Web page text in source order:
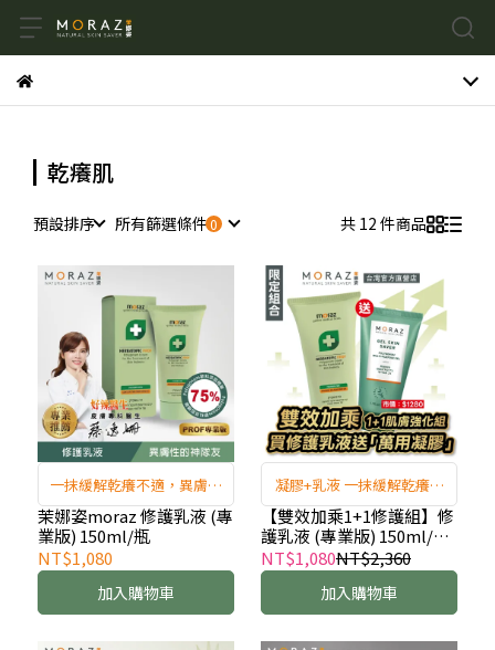
乾癢肌
預設排序 所有篩選條件 共 12 件商品
一抹緩解乾癢不適，異膚肌
的神隊友!
茉娜姿moraz 修護乳液 (專
業版) 150ml/瓶
NT$1,080
加入購物車
凝膠+乳液 一抹緩解乾癢不
適，異膚肌的神隊友!
【雙效加乘1+1修護組】修
護乳液 (專業版) 150ml/瓶
+全效肌膚修護凝膠 (經典
版) 50ml/條
NT$1,080NT$2,360
加入購物車